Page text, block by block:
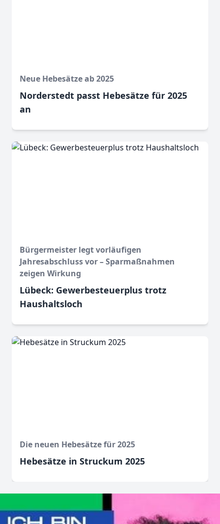
Neue Hebesätze ab 2025
Norderstedt passt Hebesätze für 2025
an
Bürgermeister legt vorläufigen
Jahresabschluss vor – Sparmaßnahmen
zeigen Wirkung
Lübeck: Gewerbesteuerplus trotz
Haushaltsloch
Die neuen Hebesätze für 2025
Hebesätze in Struckum 2025